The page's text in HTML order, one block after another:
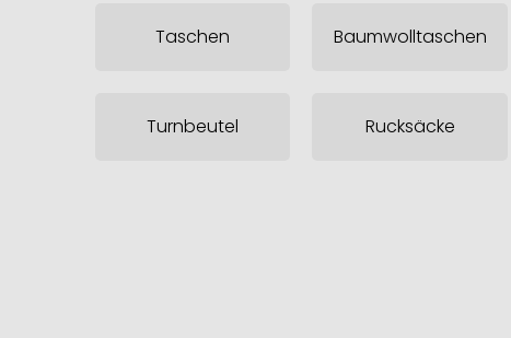
Taschen Baumwolltaschen
Turnbeutel Rucksäcke